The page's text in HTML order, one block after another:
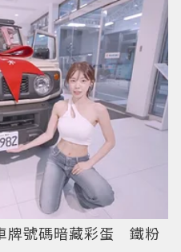
牌號碼暗藏彩蛋 鐵粉